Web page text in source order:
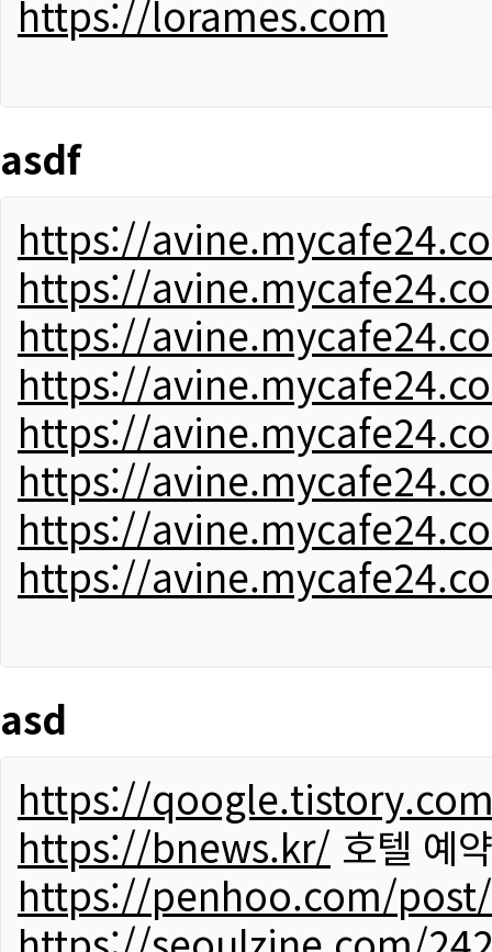
https://lorames.com
asdf
https://
https://
https://
https://
https://
https://
https://
https://
asd
https://
https://bnews.kr/ 호텔 예약
https://penhoo.com/